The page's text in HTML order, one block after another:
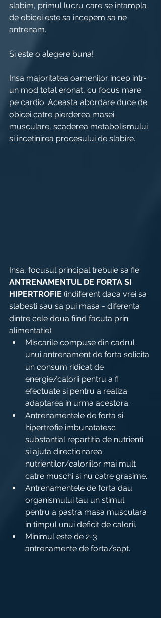
slabim, primul lucru care se intampla
de obicei este sa incepem sa ne
antrenam.
Si este o alegere buna!
Insa majoritatea oamenilor incep intr-
un mod total eronat, cu focus mare
pe cardio. Aceasta abordare duce de
obicei catre pierderea masei
musculare, scaderea metabolismului
si incetinirea procesului de slabire.
Insa, focusul principal trebuie sa fie
ANTRENAMENTUL DE FORTA SI
HIPERTROFIE (indiferent daca vrei sa
slabesti sau sa pui masa - diferenta
dintre cele doua fiind facuta prin
alimentatie):
Miscarile compuse din cadrul
unui antrenament de forta solicita
un consum ridicat de
energie/calorii pentru a fi
efectuate si pentru a realiza
adaptarea in urma acestora.
Antrenamentele de forta si
hipertrofie imbunatatesc
substantial repartitia de nutrienti
si ajuta directionarea
nutrientilor/caloriilor mai mult
catre muschi si nu catre grasime.
Antrenamentele de forta dau
organismului tau un stimul
pentru a pastra masa musculara
in timpul unui deficit de calorii.
Minimul este de 2-3
antrenamente de forta/sapt.